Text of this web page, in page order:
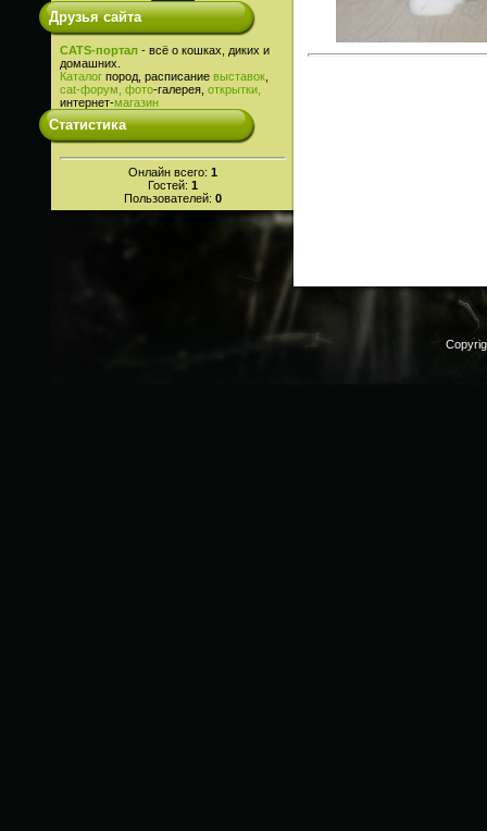
Друзья сайта
CATS-портал - всё о кошках, диких и
домашних.
Каталог пород, расписание выставок
cat-форум, фото-галерея, открытки,
интернет-магазин
Статистика
Онлайн всего: 1
Гостей: 1
Пользователей: 0